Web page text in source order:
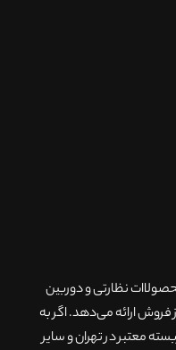
فروش محصولاات نظارتی و دوربین
فروش ارائه می‌دهد. اگر به
معتبر در تهران و سایر